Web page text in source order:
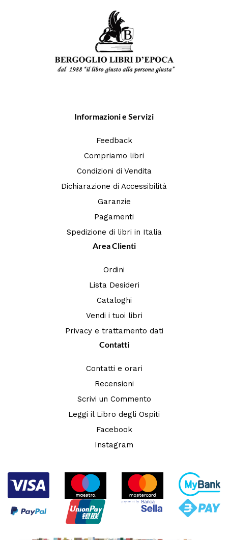
Informazioni e Servizi
Feedback
Compriamo libri
Condizioni di Vendita
Dichiarazione di Accessibilità
Garanzie
Pagamenti
Spedizione di libri in Italia
Area Clienti
Ordini
Lista Desideri
Cataloghi
Vendi i tuoi libri
Privacy e trattamento dati
Contatti
Contatti e orari
Recensioni
Scrivi un Commento
Leggi il Libro degli Ospiti
Facebook
Instagram